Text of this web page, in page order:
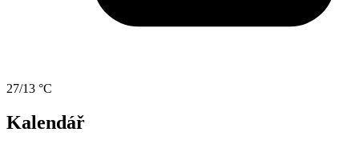
27/13 °C
Kalendář